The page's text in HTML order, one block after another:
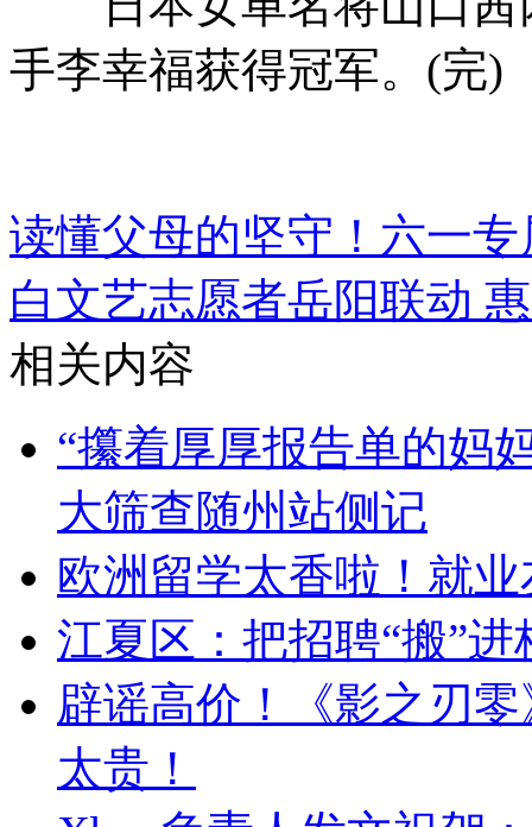
手李幸福获得冠军。(完)
读懂父母的坚守！六一
白文艺志愿者岳阳联动
相关内容
“攥着厚厚报告单的妈
大筛查随州站侧记
欧洲留学太香啦！就
江夏区：把招聘“搬”
辟谣高价！《影之刃
太贵！